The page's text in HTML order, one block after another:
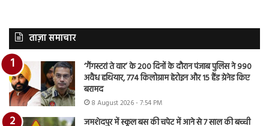
ताज़ा समाचार
‘गैंगस्टरां ते वार’ के 200 दिनों के दौरान पंजाब पुलिस ने 990
अवैध हथियार, 774 किलोग्राम हेरोइन और 15 हैंड ग्रेनेड किए
बरामद
8 August 2026 - 7:54 PM
जमशेदपुर में स्कूल बस की चपेट में आने से 7 साल की बच्ची